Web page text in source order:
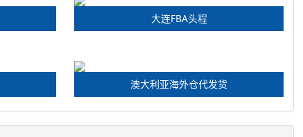
大连FBA头程
澳大利亚海外仓代发货